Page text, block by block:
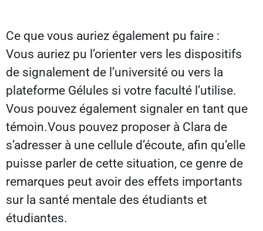
Ce que vous auriez également pu faire :
Vous auriez pu l’orienter vers les dispositifs
de signalement de l’université ou vers la
plateforme Gélules si votre faculté l’utilise.
Vous pouvez également signaler en tant que
témoin.Vous pouvez proposer à Clara de
s’adresser à une cellule d’écoute, afin qu’elle
puisse parler de cette situation, ce genre de
remarques peut avoir des effets importants
sur la santé mentale des étudiants et
étudiantes.